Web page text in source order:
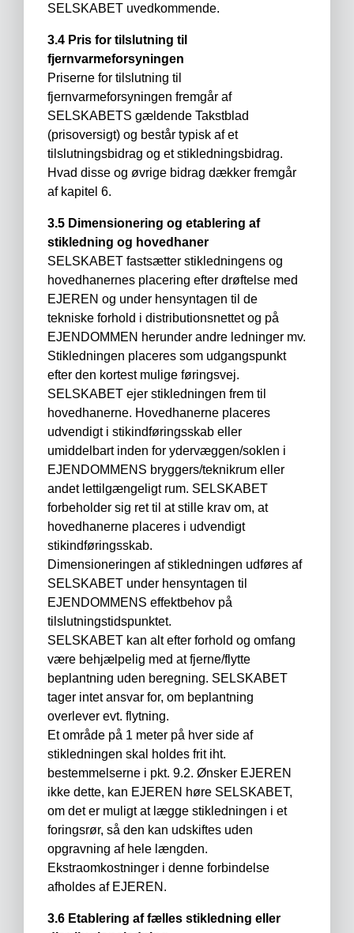
SELSKABET uvedkommende.
3.4 Pris for tilslutning til
fjernvarmeforsyningen
Priserne for tilslutning til
fjernvarmeforsyningen fremgår af
SELSKABETS gældende Takstblad
(prisoversigt) og består typisk af et
tilslutningsbidrag og et stikledningsbidrag.
Hvad disse og øvrige bidrag dækker fremgår
af kapitel 6.
3.5 Dimensionering og etablering af
stikledning og hovedhaner
SELSKABET fastsætter stikledningens og
hovedhanernes placering efter drøftelse med
EJEREN og under hensyntagen til de
tekniske forhold i distributionsnettet og på
EJENDOMMEN herunder andre ledninger mv.
Stikledningen placeres som udgangspunkt
efter den kortest mulige føringsvej.
SELSKABET ejer stikledningen frem til
hovedhanerne. Hovedhanerne placeres
udvendigt i stikindføringsskab eller
umiddelbart inden for ydervæggen/soklen i
EJENDOMMENS bryggers/teknikrum eller
andet lettilgængeligt rum. SELSKABET
forbeholder sig ret til at stille krav om, at
hovedhanerne placeres i udvendigt
stikindføringsskab.
Dimensioneringen af stikledningen udføres af
SELSKABET under hensyntagen til
EJENDOMMENS effektbehov på
tilslutningstidspunktet.
SELSKABET kan alt efter forhold og omfang
være behjælpelig med at fjerne/flytte
beplantning uden beregning. SELSKABET
tager intet ansvar for, om beplantning
overlever evt. flytning.
Et område på 1 meter på hver side af
stikledningen skal holdes frit iht.
bestemmelserne i pkt. 9.2. Ønsker EJEREN
ikke dette, kan EJEREN høre SELSKABET,
om det er muligt at lægge stikledningen i et
foringsrør, så den kan udskiftes uden
opgravning af hele længden.
Ekstraomkostninger i denne forbindelse
afholdes af EJEREN.
3.6 Etablering af fælles stikledning eller